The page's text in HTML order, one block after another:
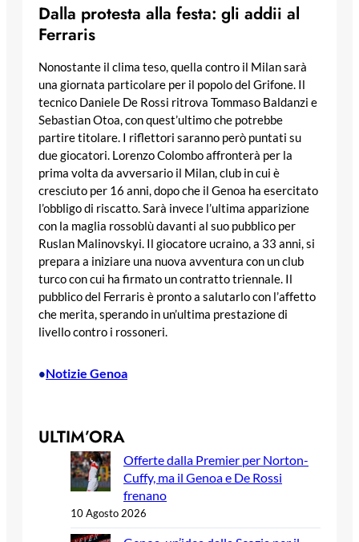
Dalla protesta alla festa: gli addii al
Ferraris
Nonostante il clima teso, quella contro il Milan sarà
una giornata particolare per il popolo del Grifone. Il
tecnico Daniele De Rossi ritrova Tommaso Baldanzi e
Sebastian Otoa, con quest’ultimo che potrebbe
partire titolare. I riflettori saranno però puntati su
due giocatori. Lorenzo Colombo affronterà per la
prima volta da avversario il Milan, club in cui è
cresciuto per 16 anni, dopo che il Genoa ha esercitato
l’obbligo di riscatto. Sarà invece l’ultima apparizione
con la maglia rossoblù davanti al suo pubblico per
Ruslan Malinovskyi. Il giocatore ucraino, a 33 anni, si
prepara a iniziare una nuova avventura con un club
turco con cui ha firmato un contratto triennale. Il
pubblico del Ferraris è pronto a salutarlo con l’affetto
che merita, sperando in un’ultima prestazione di
livello contro i rossoneri.
•Notizie Genoa
ULTIM’ORA
Offerte dalla Premier per Norton-
Cuffy, ma il Genoa e De Rossi
frenano
10 Agosto 2026